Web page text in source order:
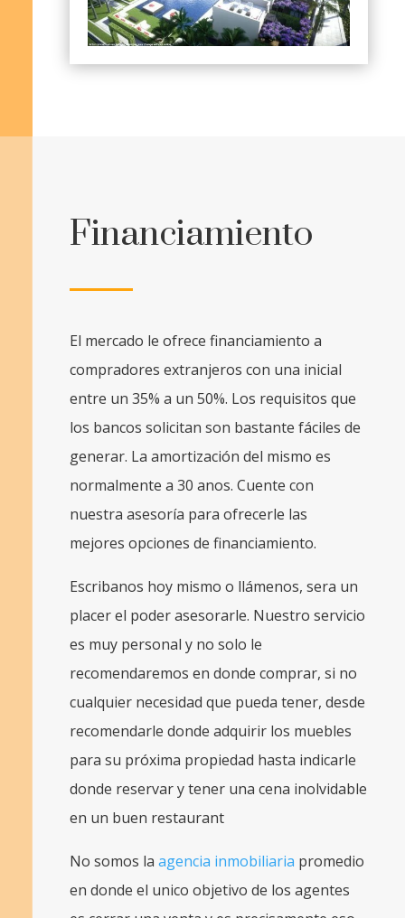
Financiamiento
El mercado le ofrece financiamiento a
compradores extranjeros con una inicial
entre un 35% a un 50%. Los requisitos que
los bancos solicitan son bastante fáciles de
generar. La amortización del mismo es
normalmente a 30 anos. Cuente con
nuestra asesoría para ofrecerle las
mejores opciones de financiamiento.
Escribanos hoy mismo o llámenos, sera un
placer el poder asesorarle. Nuestro servicio
es muy personal y no solo le
recomendaremos en donde comprar, si no
cualquier necesidad que pueda tener, desde
recomendarle donde adquirir los muebles
para su próxima propiedad hasta indicarle
donde reservar y tener una cena inolvidable
en un buen restaurant
No somos laagencia inmobiliaria promedio
en donde el unico objetivo de los agentes